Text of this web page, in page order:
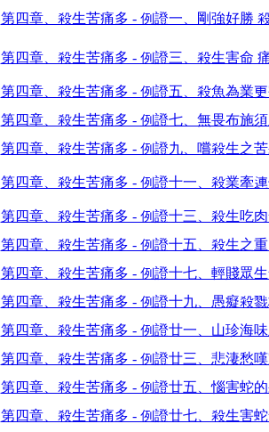
第四章、殺生苦痛多 - 例證一、剛強好勝
第四章、殺生苦痛多 - 例證三、殺生害命
第四章、殺生苦痛多 - 例證五、殺魚為業
第四章、殺生苦痛多 - 例證七、無畏布施
第四章、殺生苦痛多 - 例證九、嚐殺生之
第四章、殺生苦痛多 - 例證十一、殺業牽
第四章、殺生苦痛多 - 例證十三、殺生吃
第四章、殺生苦痛多 - 例證十五、殺生之
第四章、殺生苦痛多 - 例證十七、輕賤眾
第四章、殺生苦痛多 - 例證十九、愚癡殺
第四章、殺生苦痛多 - 例證廿一、山珍海
第四章、殺生苦痛多 - 例證廿三、悲淒愁
第四章、殺生苦痛多 - 例證廿五、惱害蛇
第四章、殺生苦痛多 - 例證廿七、殺生害